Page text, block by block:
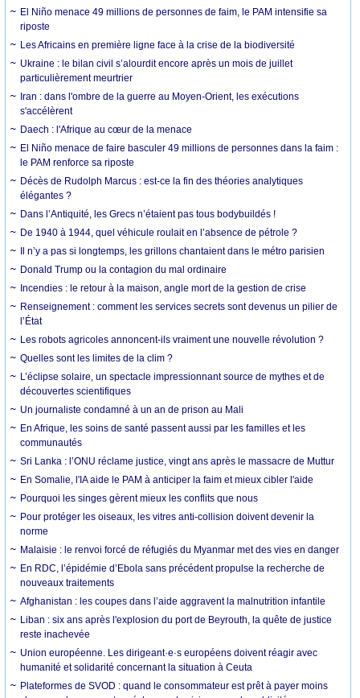
El Niño menace 49 millions de personnes de faim, le PAM intensifie sa
riposte
Les Africains en première ligne face à la crise de la biodiversité
Ukraine : le bilan civil s’alourdit encore après un mois de juillet
particulièrement meurtrier
Iran : dans l'ombre de la guerre au Moyen-Orient, les exécutions
s'accélèrent
Daech : l'Afrique au cœur de la menace
El Niño menace de faire basculer 49 millions de personnes dans la faim :
le PAM renforce sa riposte
Décès de Rudolph Marcus : est-ce la fin des théories analytiques
élégantes ?
Dans l’Antiquité, les Grecs n’étaient pas tous bodybuildés !
De 1940 à 1944, quel véhicule roulait en l’absence de pétrole ?
Il n’y a pas si longtemps, les grillons chantaient dans le métro parisien
Donald Trump ou la contagion du mal ordinaire
Incendies : le retour à la maison, angle mort de la gestion de crise
Renseignement : comment les services secrets sont devenus un pilier de
l’État
Les robots agricoles annoncent-ils vraiment une nouvelle révolution ?
Quelles sont les limites de la clim ?
L’éclipse solaire, un spectacle impressionnant source de mythes et de
découvertes scientifiques
Un journaliste condamné à un an de prison au Mali
En Afrique, les soins de santé passent aussi par les familles et les
communautés
Sri Lanka : l’ONU réclame justice, vingt ans après le massacre de Muttur
En Somalie, l'IA aide le PAM à anticiper la faim et mieux cibler l'aide
Pourquoi les singes gèrent mieux les conflits que nous
Pour protéger les oiseaux, les vitres anti-collision doivent devenir la
norme
Malaisie : le renvoi forcé de réfugiés du Myanmar met des vies en danger
En RDC, l’épidémie d’Ebola sans précédent propulse la recherche de
nouveaux traitements
Afghanistan : les coupes dans l’aide aggravent la malnutrition infantile
Liban : six ans après l'explosion du port de Beyrouth, la quête de justice
reste inachevée
Union européenne. Les dirigeant·e·s européens doivent réagir avec
humanité et solidarité concernant la situation à Ceuta
Plateformes de SVOD : quand le consommateur est prêt à payer moins